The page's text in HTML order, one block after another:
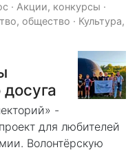
· Акции, конкурсы ·
общество · Культура,
-
для любителей
Волонтёрскую